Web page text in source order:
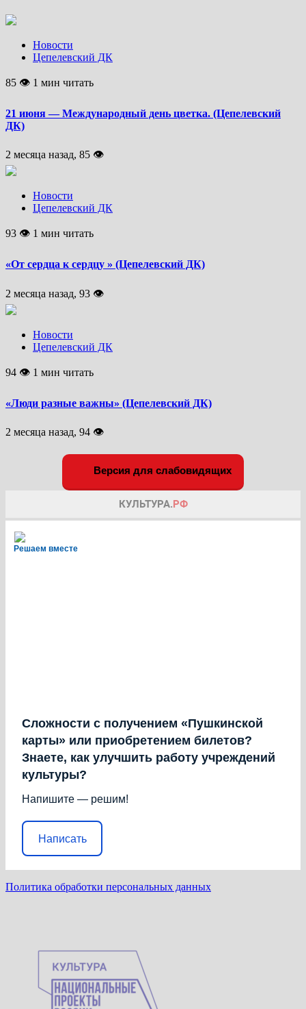
Новости
Цепелевский ДК
85 👁 1 мин читать
21 июня — Международный день цветка. (Цепелевский
ДК)
2 месяца назад, 85 👁
Новости
Цепелевский ДК
93 👁 1 мин читать
«От сердца к сердцу » (Цепелевский ДК)
2 месяца назад, 93 👁
Новости
Цепелевский ДК
94 👁 1 мин читать
«Люди разные важны» (Цепелевский ДК)
2 месяца назад, 94 👁
Версия для слабовидящих
Решаем вместе
Сложности с получением «Пушкинской
карты» или приобретением билетов?
Знаете, как улучшить работу учреждений
культуры?
Напишите — решим!
Написать
Политика обработки персональных данных